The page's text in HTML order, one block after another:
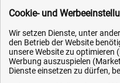
Service
AGB / Widerrufsrecht
Datenschutz
Impressum
Cookie- und
Wir setzen Dienste, unter
den Betrieb der Website
unsere Website zu
Werbung auszuspielen
Dienste einsetzen zu dürfen,